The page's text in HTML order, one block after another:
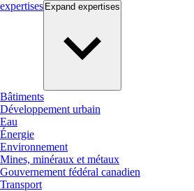
expertises Expand expertises
Bâtiments
Développement urbain
Eau
Énergie
Environnement
Mines, minéraux et métaux
Gouvernement fédéral canadien
Transport